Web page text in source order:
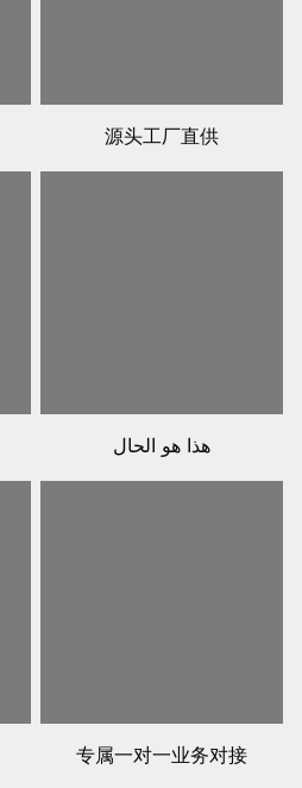
源头工厂直供
هذا هو الحال
专属一对一业务对接